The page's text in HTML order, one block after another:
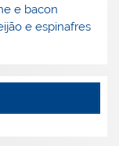
e bacon
e espinafres